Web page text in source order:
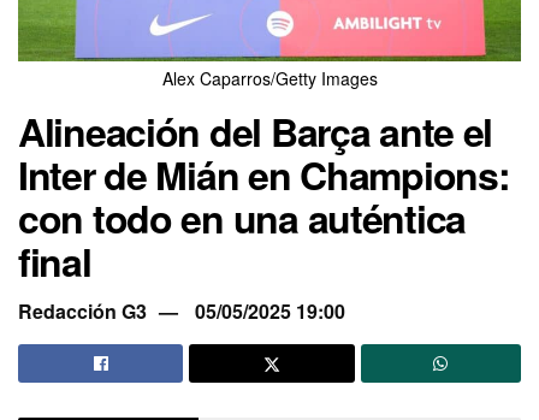
Alex Caparros/Getty Images
Alineación del Barça ante el
Inter de Mián en Champions:
con todo en una auténtica
final
Redacción G3 05/05/2025 19:00